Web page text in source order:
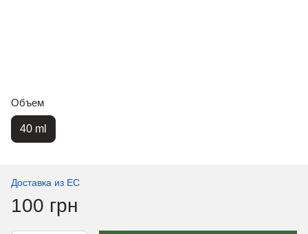
Объем
40 ml
Доставка из ЕС
100 грн